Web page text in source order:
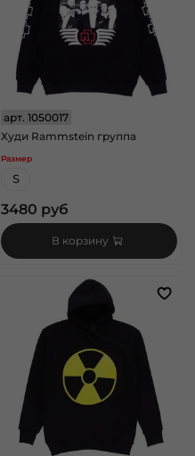
арт.1050017
Худи Rammstein группа
Размер
S
3480 руб
В корзину